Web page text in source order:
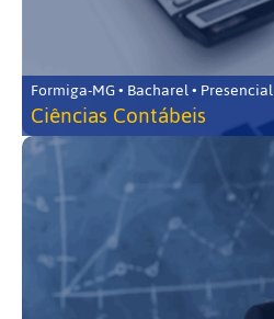
Formiga-MG • Bacharel • Presencial
Ciências Contábeis